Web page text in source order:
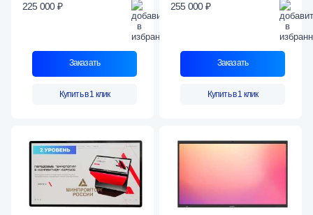
225 000 ₽
Заказать
Купить в 1 клик
255 000 ₽
Заказать
Купить в 1 клик